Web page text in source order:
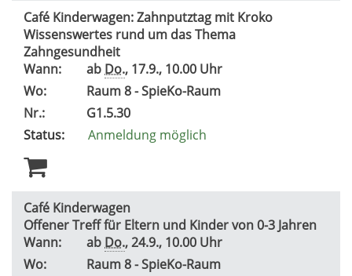
Café Kinderwagen: Zahnputztag mit Kroko
Wissenswertes rund um das Thema
Zahngesundheit
Wann:
ab Do., 17.9., 10.00 Uhr
Wo:
Raum 8 - SpieKo-Raum
Nr.:
G1.5.30
Status:
Anmeldung möglich
Café Kinderwagen
Offener Treff für Eltern und Kinder von 0-3 Jahren
Wann:
ab Do., 24.9., 10.00 Uhr
Wo:
Raum 8 - SpieKo-Raum